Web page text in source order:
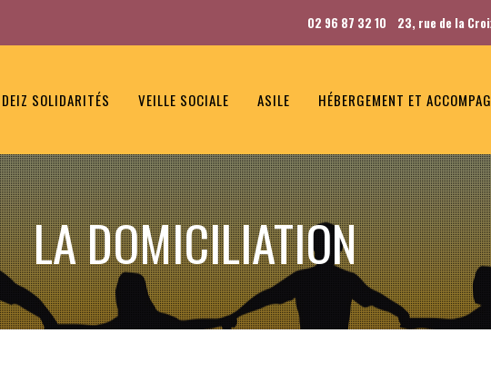
02 96 87 32 10 23, rue de la
SOLIDARITÉS VEILLE SOCIALE ASILE HÉBERGEMENT ET
LA DOMICILIATION